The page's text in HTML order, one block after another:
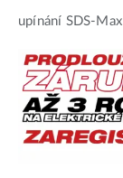
upínání SDS-Max